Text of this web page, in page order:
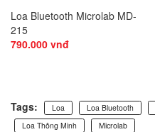
Loa Bluetooth Microlab MD-
215
790.000 vnđ
Tags: Loa Loa Bluetooth
Loa Thông Minh
Microlab